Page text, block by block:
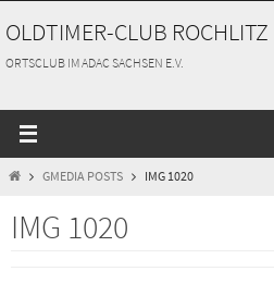
Inhalt
springen
OLDTIMER-CLUB ROCHLITZ
ORTSCLUB IM ADAC SACHSEN E.V.
STARTGMEDIA POSTS IMG 1020
IMG 1020